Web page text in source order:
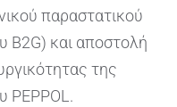
παραστατικού
B2G) και αποστολή
της
PEPPOL.